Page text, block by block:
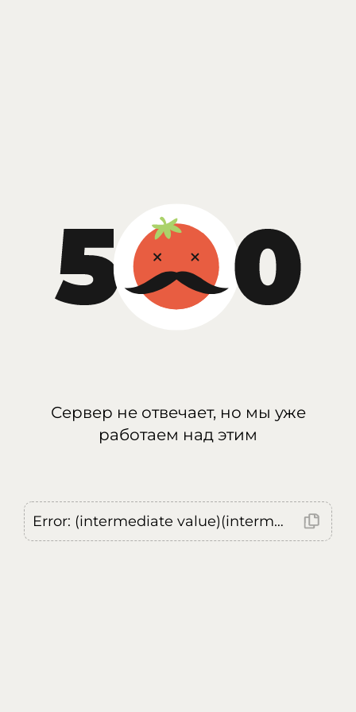
Сервер не отвечает, но мы уже
работаем над этим
Error: (intermediate value)(intermediate value)(intermediate value).replaceAll is not a function